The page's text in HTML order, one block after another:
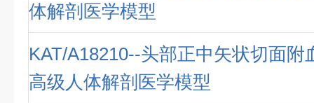
体解剖医学模型
KAT/A18210--头部正中矢状切面附
高级人体解剖医学模型